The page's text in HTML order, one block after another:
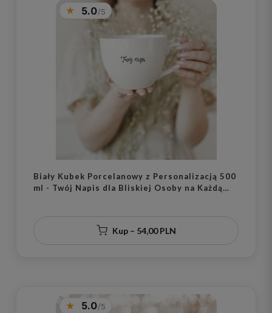
5.0
Biały Kubek Porcelanowy z Personalizacją 500
ml - Twój Napis dla Bliskiej Osoby na Każdą
Kup – 54,00 PLN
5.0